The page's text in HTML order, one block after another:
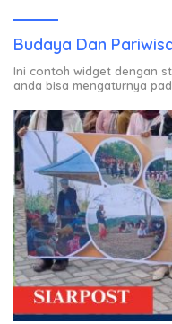
Budaya Dan
Ini contoh widget dengan
anda bisa mengaturnya